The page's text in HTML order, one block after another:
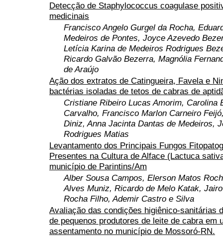
Detecção de Staphylococcus coagulase
medicinais
Francisco Angelo Gurgel da Rocha,
Medeiros de Pontes, Joyce Azevedo
Letícia Karina de Medeiros Rodrigues
Ricardo Galvão Bezerra, Magnólia
de Araújo
Ação dos extratos de Catingueira, Favela e
bactérias isoladas de tetos de cabras de
Cristiane Ribeiro Lucas Amorim, Carolina
Carvalho, Francisco Marlon Carneiro
Diniz, Anna Jacinta Dantas de Medeiros,
Rodrigues Matias
Levantamento dos Principais Fungos
Presentes na Cultura de Alface (Lactuca
município de Parintins/Am
Alber Sousa Campos, Elerson Matos
Alves Muniz, Ricardo de Melo Katak,
Rocha Filho, Ademir Castro e Silva
Avaliação das condições higiênico-sanitárias
de pequenos produtores de leite de cabra em
assentamento no município de Mossoró-RN.